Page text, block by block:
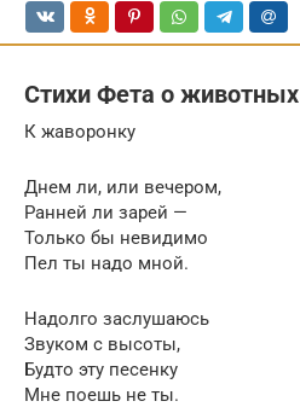
Стихи Фета о животных
К жаворонку
Днем ли, или вечером,
Ранней ли зарей —
Только бы невидимо
Пел ты надо мной.
Надолго заслушаюсь
Звуком с высоты,
Будто эту песенку
Мне поешь не ты.